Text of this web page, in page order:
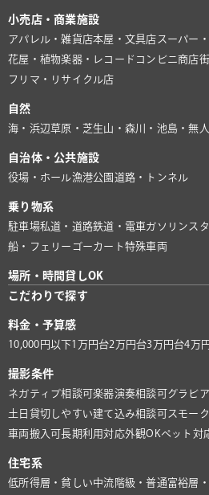
小売店・商業施設
アパレル・雑貨店本屋・文具店 スーパー
花屋・植物楽器・レコード コンビニ商店
フリマ・リサイクル店
自然
海・浜辺 草原・芝生山・森川・池島・無
自治体・公共施設
役場・ホール漁港公園 道路・トンネル
乗り物系
駐車場私道・道路鉄道・電車 ガソリンス
船・フェリー ゴーカート特殊車両
場所・時間貸しOK
こだわりで探す
料金・予算感
10,000円以下1万円台2万円台3万円台4万
撮影条件
ネガティブ相談可楽器演奏相談可 グラビ
土日貸切しやすい建て込み相談可 スモー
車両搬入可長期利用対応外観OKペット対
住宅系
低所得層・貧しい中流階級・普通富裕層